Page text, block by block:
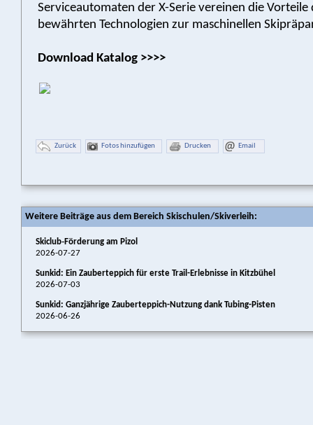
Serviceautomaten der X-Serie vereinen die
bewährten Technologien zur maschinellen
Download Katalog >>>>
Zurück Fotos hinzufügen Drucken Email
Weitere Beiträge aus dem Bereich Skischulen/Skiverleih:
Skiclub‑Förderung am Pizol
2026-07-27
Sunkid: Ein Zauberteppich für erste Trail-Erlebnisse in Kitzbühel
2026-07-03
Sunkid: Ganzjährige Zauberteppich-Nutzung dank Tubing-Pisten
2026-06-26